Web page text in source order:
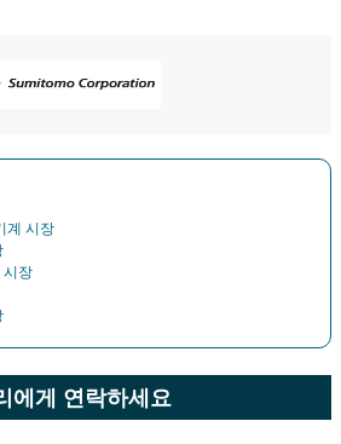
계 시장
시장
에게 연락하세요